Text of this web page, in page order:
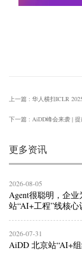
更多资讯
2026-08-05
Agent很聪明，企
站“AI+工程”线核
2026-07-31
AiDD 北京站“AI+